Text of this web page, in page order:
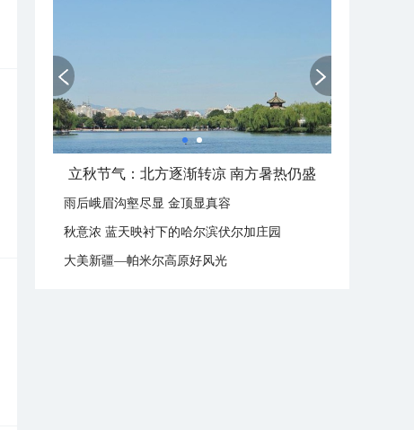
立秋节气：北方逐渐转凉 南方暑热仍盛
雨后峨眉沟壑尽显 金顶显真容
秋意浓 蓝天映衬下的哈尔滨伏尔加庄园
大美新疆—帕米尔高原好风光